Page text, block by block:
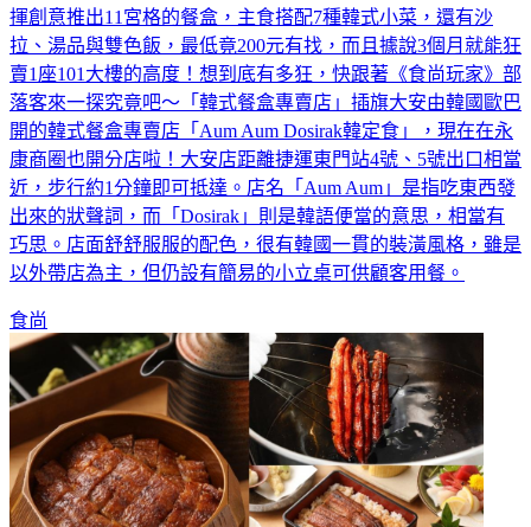
啦！小編發現台北有家韓國歐巴開的「韓式外帶餐盒」，竟發
揮創意推出11宮格的餐盒，主食搭配7種韓式小菜，還有沙
拉、湯品與雙色飯，最低竟200元有找，而且據說3個月就能狂
賣1座101大樓的高度！想到底有多狂，快跟著《食尚玩家》部
落客來一探究竟吧～「韓式餐盒專賣店」插旗大安由韓國歐巴
開的韓式餐盒專賣店「Aum Aum Dosirak韓定食」，現在在永
康商圈也開分店啦！大安店距離捷運東門站4號、5號出口相當
近，步行約1分鐘即可抵達。店名「Aum Aum」是指吃東西發
出來的狀聲詞，而「Dosirak」則是韓語便當的意思，相當有
巧思。店面舒舒服服的配色，很有韓國一貫的裝潢風格，雖是
食尚